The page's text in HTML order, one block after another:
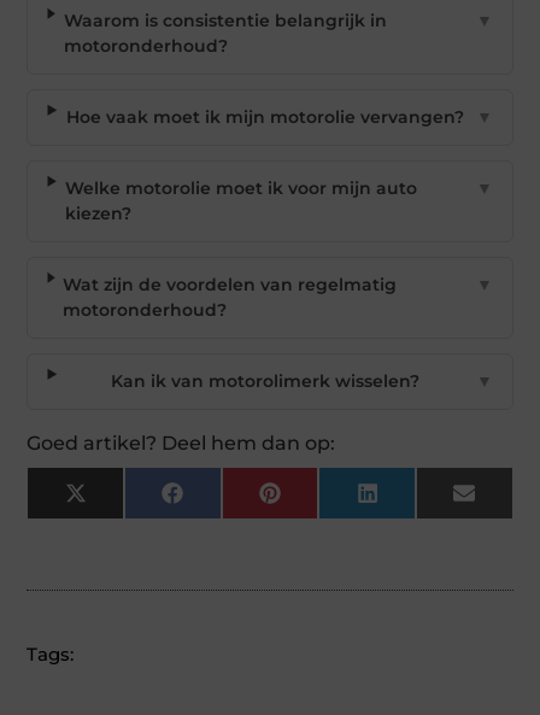
Waarom is consistentie belangrijk in
motoronderhoud?
▼
Hoe vaak moet ik mijn motorolie vervangen? ▼
Welke motorolie moet ik voor mijn auto
kiezen?
▼
Wat zijn de voordelen van regelmatig
motoronderhoud?
▼
Kan ik van motorolimerk wisselen? ▼
Goed artikel? Deel hem dan op:
X
(Twitter)
Facebook Pinterest LinkedIn Email
Tags: